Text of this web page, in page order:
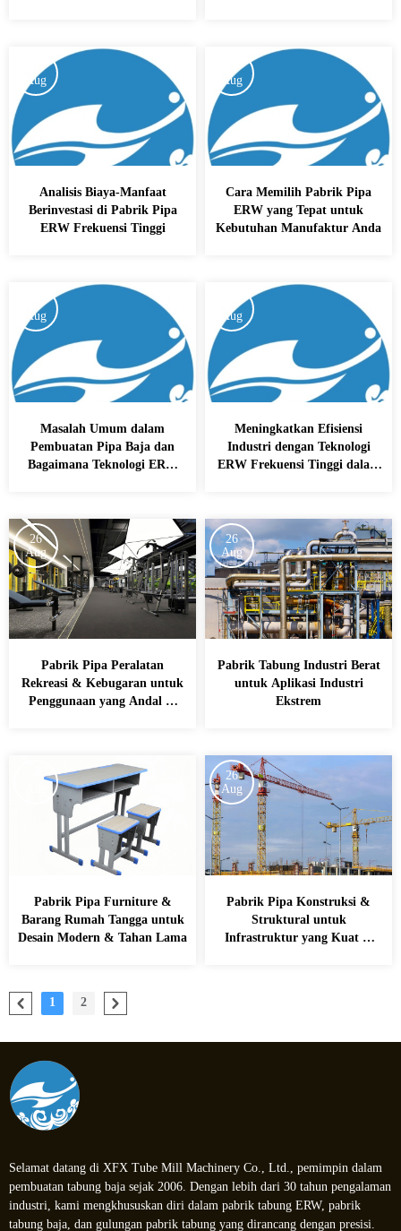
Aug
Analisis Biaya-Manfaat
Berinvestasi di Pabrik Pipa
ERW Frekuensi Tinggi
Aug
Cara Memilih Pabrik Pipa
ERW yang Tepat untuk
Kebutuhan Manufaktur Anda
Aug
Masalah Umum dalam
Pembuatan Pipa Baja dan
Bagaimana Teknologi ERW
Aug
Meningkatkan Efisiensi
Industri dengan Teknologi
ERW Frekuensi Tinggi dalam
26
Aug
Pabrik Pipa Peralatan
Rekreasi & Kebugaran untuk
Penggunaan yang Andal &
26
Aug
Pabrik Tabung Industri Berat
untuk Aplikasi Industri
Ekstrem
Pabrik Pipa Furniture &
Barang Rumah Tangga untuk
Desain Modern & Tahan Lama
26
Aug
Pabrik Pipa Konstruksi &
Struktural untuk
Infrastruktur yang Kuat &
1 2
Selamat datang di XFX Tube Mill Machinery Co., Ltd., pemimpin dalam
pembuatan tabung baja sejak 2006. Dengan lebih dari 30 tahun pengalaman
industri, kami mengkhususkan diri dalam pabrik tabung ERW, pabrik
tabung baja, dan gulungan pabrik tabung yang dirancang dengan presisi.